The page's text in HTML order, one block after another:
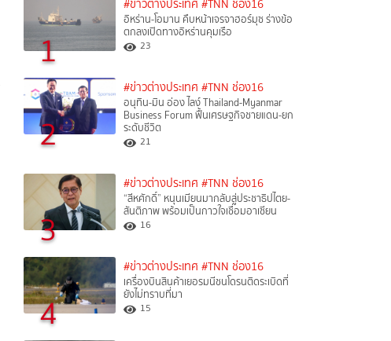
1
#ข่าวต่างประเทศ #TNN ช่อง16
อิหร่าน-โอมาน คืบหน้าเจรจาฮอร์มุซ ร่างข้อ
ตกลงเปิดทางอิหร่านคุมเรือ
23
2
#ข่าวต่างประเทศ #TNN ช่อง16
อนุทิน-มิน อ่อง ไลง์ Thailand-Myanmar
Business Forum ฟื้นเศรษฐกิจชายแดน-ยก
ระดับชีวิต
21
3
#ข่าวต่างประเทศ #TNN ช่อง16
“สีหศักดิ์”​ หนุนเมียนมากลับสู่ประชาธิปไตย-
สันติภาพ พร้อมเป็นกาวใจเชื่อมอาเซียน
16
4
#ข่าวต่างประเทศ #TNN ช่อง16
เครื่องบินสินค้าเยอรมนีชนโดรนติดระเบิดที่
ยังไม่ทราบที่มา
15